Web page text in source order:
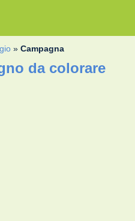
»Campagna
da colorare